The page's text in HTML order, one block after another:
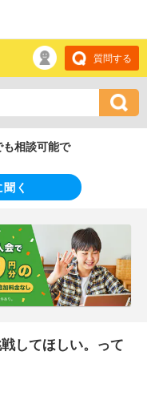
質問する
相談可能で
く
してほしい。って